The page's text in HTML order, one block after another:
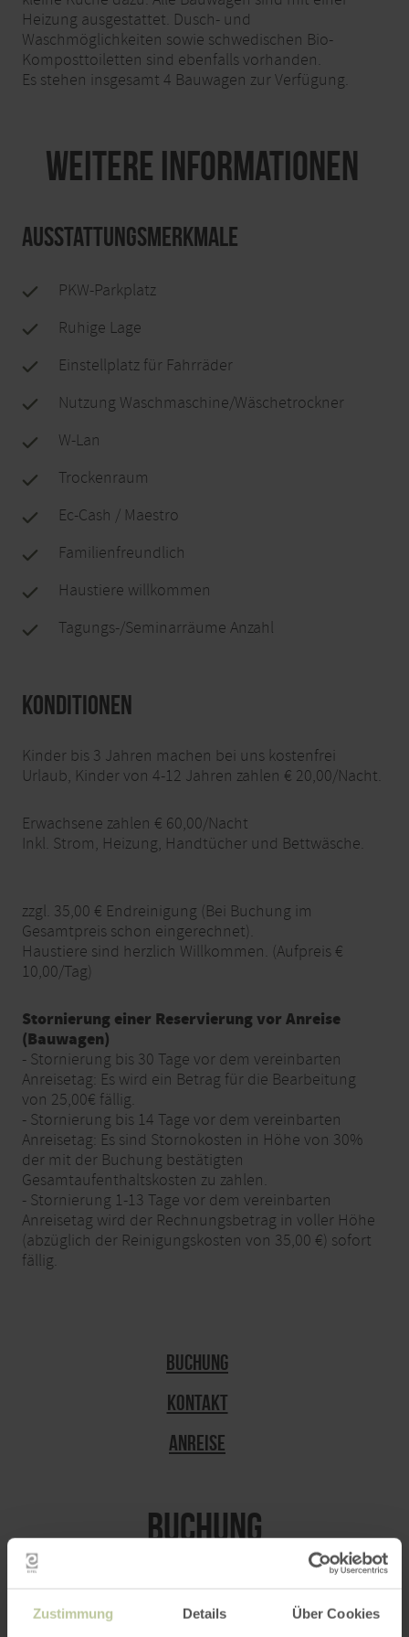
Zustimmung Details Über Cookies
Heizung ausgestattet. Dusch- und
Waschmöglichkeiten sowie schwedischen Bio-
Komposttoiletten sind ebenfalls vorhanden.
Es stehen insgesamt 4 Bauwagen zur Verfügung.
Weitere Informationen
Ausstattungsmerkmale
PKW-Parkplatz
Ruhige Lage
Einstellplatz für Fahrräder
Nutzung Waschmaschine/Wäschetrockner
W-Lan
Trockenraum
Ec-Cash / Maestro
Familienfreundlich
Haustiere willkommen
Tagungs-/Seminarräume Anzahl
Konditionen
Kinder bis 3 Jahren machen bei uns kostenfrei
Urlaub, Kinder von 4-12 Jahren zahlen € 20,00/Nacht.
Erwachsene zahlen € 60,00/Nacht
Inkl. Strom, Heizung, Handtücher und Bettwäsche.
zzgl. 35,00 € Endreinigung (Bei Buchung im
Gesamtpreis schon eingerechnet).
Haustiere sind herzlich Willkommen. (Aufpreis €
10,00/Tag)
Stornierung einer Reservierung vor Anreise
(Bauwagen)
- Stornierung bis 30 Tage vor dem vereinbarten
Anreisetag: Es wird ein Betrag für die Bearbeitung
von 25,00€ fällig.
- Stornierung bis 14 Tage vor dem vereinbarten
Anreisetag: Es sind Stornokosten in Höhe von 30%
der mit der Buchung bestätigten
Gesamtaufenthaltskosten zu zahlen.
- Stornierung 1-13 Tage vor dem vereinbarten
Anreisetag wird der Rechnungsbetrag in voller Höhe
(abzüglich der Reinigungskosten von 35,00 €) sofort
fällig.
Buchung
Kontakt
Anreise
Buchung
Für den Zeitraum von 08.08.2026 - 15.08.2026
Buchung zur Verfügung.